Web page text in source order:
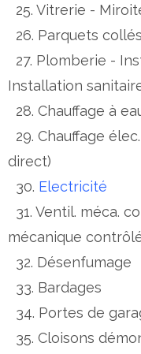
25. Vitrerie -
26. Parquets collés
27. Plomberie -
Installation
28. Chauffage à
29. Chauffage
direct)
30. Electricité
31. Ventil. méca.
mécanique
32. Désenfumage
33. Bardages
34. Portes de
35. Cloisons